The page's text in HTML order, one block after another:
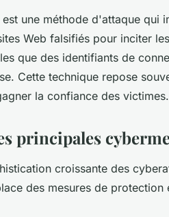
une méthode d'attaque qui
Web falsifiés pour inciter
que des identifiants de
Cette technique repose
la confiance des victimes.
principales
croissante des
des mesures de